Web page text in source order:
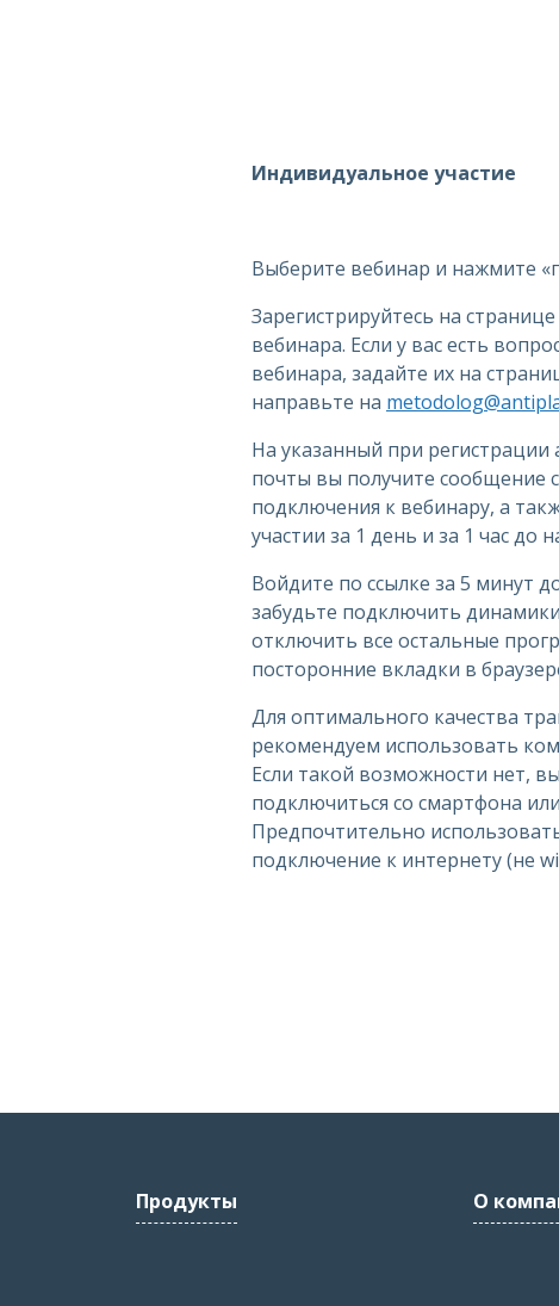
Индивидуальное участие
Выберите вебинар и нажмите
Зарегистрируйтесь на
вебинара. Если у вас есть
вебинара, задайте их на
направьте на
На указанный при регистрации
почты вы получите сообщение
подключения к вебинару, а
участии за 1 день и за 1 час до
Войдите по ссылке за 5 минут
забудьте подключить
отключить все остальные
посторонние вкладки в
Для оптимального качества
рекомендуем использовать
Если такой возможности нет,
подключиться со смартфона
Предпочтительно
подключение к интернету (не
Продукты О